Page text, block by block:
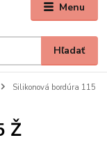
Menu
Hľadať
Silikonová bordúra 115
Ž